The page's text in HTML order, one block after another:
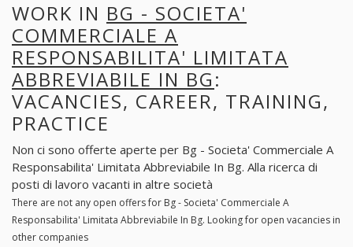
WORK IN BG - SOCIETA'
COMMERCIALE A
RESPONSABILITA' LIMITATA
ABBREVIABILE IN BG:
VACANCIES, CAREER, TRAINING,
PRACTICE
Non ci sono offerte aperte per Bg - Societa' Commerciale A
Responsabilita' Limitata Abbreviabile In Bg. Alla ricerca di
posti di lavoro vacanti in altre società
There are not any open offers for Bg - Societa' Commerciale A
Responsabilita' Limitata Abbreviabile In Bg. Looking for open vacancies in
other companies